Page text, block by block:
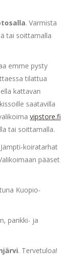
. Varmista
tai soittamalla
emme pysty
tilattua
kattavan
saatavilla
vipstore.fi
tai soittamalla.
koiratarhat
pääset
Kuopio-
pankki- ja
. Tervetuloa!